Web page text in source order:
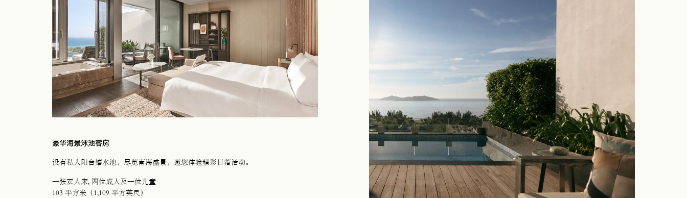
豪华海景泳池客房
设有私人阳台嬉水池，尽览南海盛景，邀您体验精彩日落活动。
一张双人床, 两位成人及一位儿童
103 平方米（1,109 平方英尺）